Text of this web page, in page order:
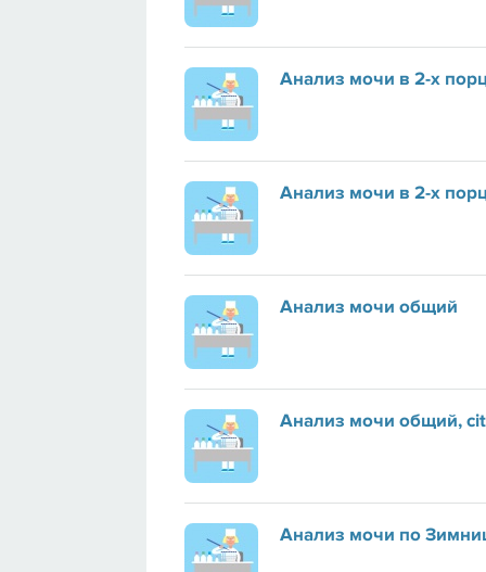
Анализ мочи в 2-х
Анализ мочи в 2-х
Анализ мочи общий
Анализ мочи общий,
Анализ мочи по